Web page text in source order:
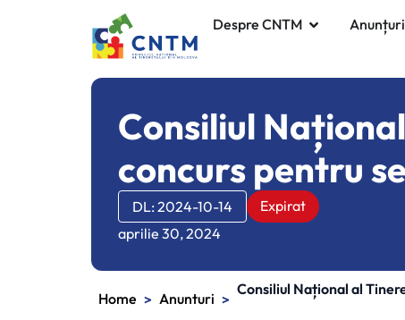
Despre CNTM Anunțuri
Consiliul
concurs pentru
DL: 2024-10-14
Expirat
aprilie 30, 2024
Home > Anunturi >
Consiliul Național al